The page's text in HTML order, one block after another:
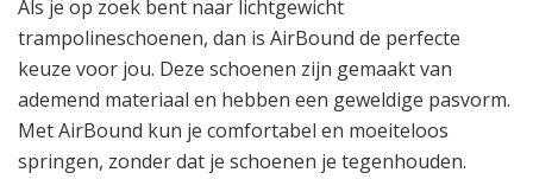
Als je op zoek bent naar lichtgewicht
trampolineschoenen, dan is AirBound de perfecte
keuze voor jou. Deze schoenen zijn gemaakt van
ademend materiaal en hebben een geweldige pasvorm.
Met AirBound kun je comfortabel en moeiteloos
springen, zonder dat je schoenen je tegenhouden.